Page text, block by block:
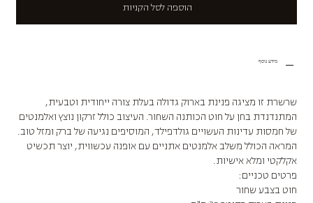
הוספה לסל הקניות
מידע נוסף
שרשרת זו מציגה פנינת בארוק גדולה בעלת צורה ייחודית וטבעית,
המתנדנדת בחן על חוט הכותנה השחור. העיצוב כולל זרקון נוצץ ואלמנטים
של חמסות עדינות העשויים גולדפילד, המוסיפים נגיעה של ברק ומזל טוב.
המראה הכולל משלב אלמנטים אתניים עם אופנה עכשווית, יוצר תכשיט
אקלקטי ומלא אישיות.
פרטים טכניים:
חוט בצבע שחור